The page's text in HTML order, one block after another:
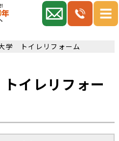
学 トイレリフォーム
イレリフォー